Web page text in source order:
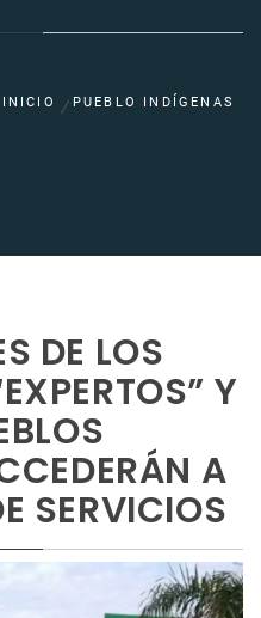
INICIO PUEBLO INDÍGENAS
DE LOS
Y
A
SERVICIOS